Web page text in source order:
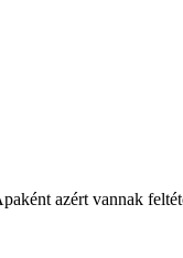
azért vannak